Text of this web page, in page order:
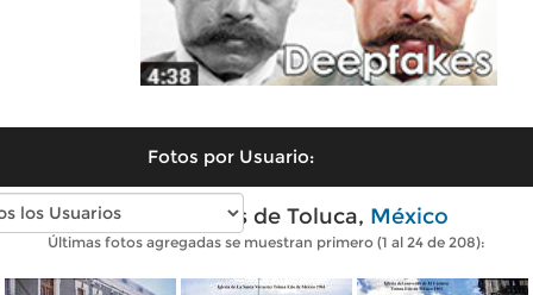
Fotos por Usuario:
Fotos antiguas de Toluca, México
Últimas fotos agregadas se muestran primero (1 al 24 de 208):